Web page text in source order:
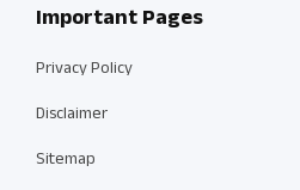
Important Pages
Privacy Policy
Disclaimer
Sitemap